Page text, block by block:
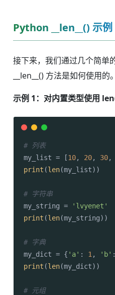
Python __len__() 示例
接下来，我们通过几个简单
__len__() 方法是如何使用的。
示例 1：对内置类型使用
# 列表
my_list = [10, 20, 30,
print (len(my_list))
# 字符串
my_string =
'lvyenet'
print (len(my_string))
# 字典
my_dict = { 'a' : 1 , 'b'
print (len(my_dict))
# 元组